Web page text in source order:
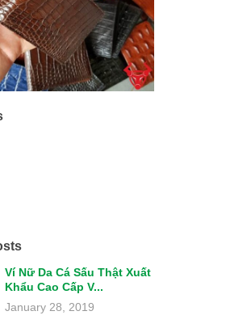
Ví Nữ Da Cá Sấu Thật Xuất
Khẩu Cao Cấp V...
January 28, 2019